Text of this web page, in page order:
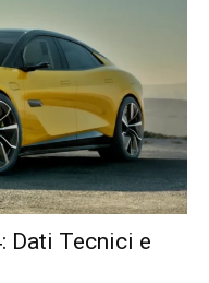
Dati Tecnici e